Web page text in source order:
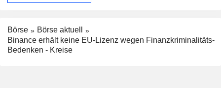
Börse
Börse aktuell
Binance erhält keine EU-Lizenz wegen Finanzkriminalitäts-
Bedenken - Kreise